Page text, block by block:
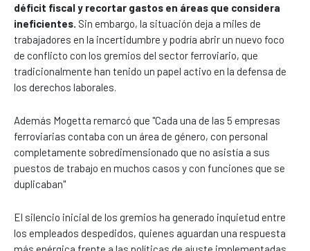
déficit fiscal y recortar gastos en áreas que considera
ineficientes. Sin embargo, la situación deja a miles de
trabajadores en la incertidumbre y podría abrir un nuevo foco
de conflicto con los gremios del sector ferroviario, que
tradicionalmente han tenido un papel activo en la defensa de
los derechos laborales.
Además Mogetta remarcó que "Cada una de las 5 empresas
ferroviarias contaba con un área de género, con personal
completamente sobredimensionado que no asistía a sus
puestos de trabajo en muchos casos y con funciones que se
duplicaban"
El silencio inicial de los gremios ha generado inquietud entre
los empleados despedidos, quienes aguardan una respuesta